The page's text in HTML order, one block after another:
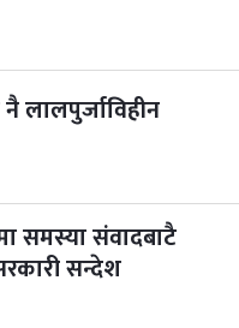
२ महिना बाँकी
२ महिना बाँकी
लालपुर्जाविहीन
समस्या संवादबाटै
सन्देश